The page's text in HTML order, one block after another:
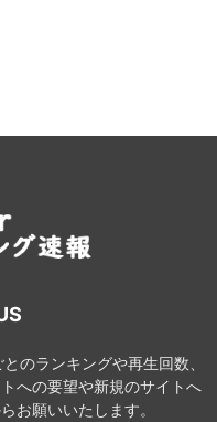
のランキングや再生回数、
への要望や新規のサイトへ
お願いいたします。